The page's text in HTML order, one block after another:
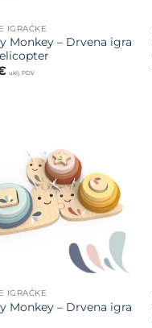
IGRAČKE
Monkey – Drvena igra
uklj. PDV
želja
IGRAČKE
Monkey – Drvena igra